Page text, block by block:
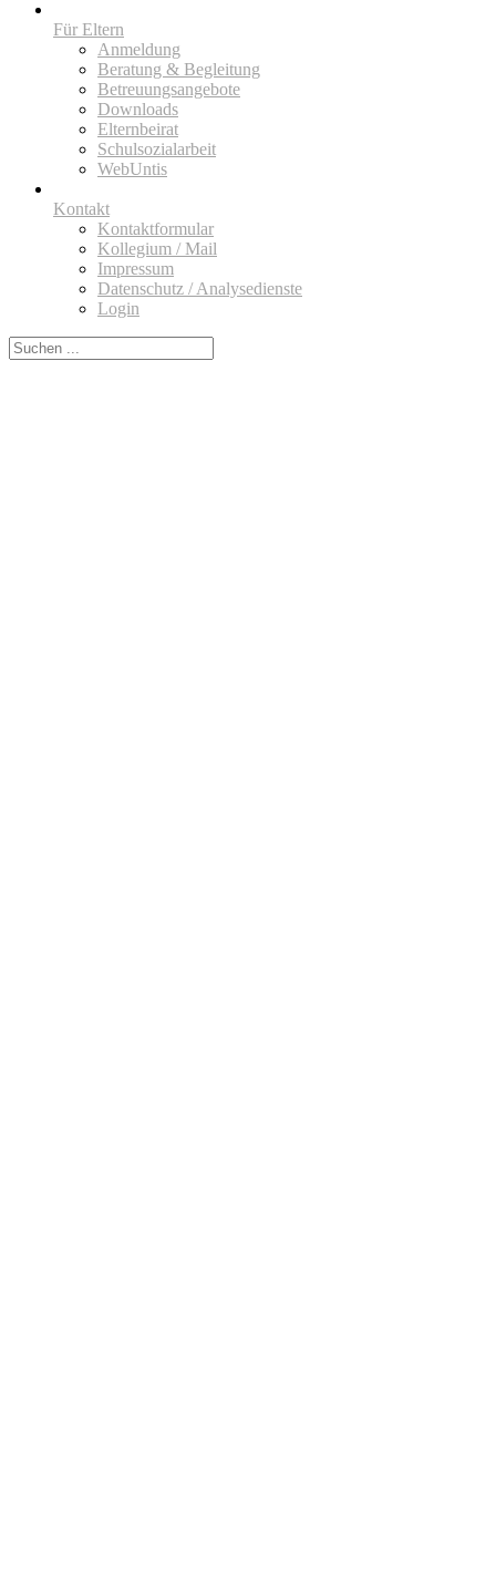
Für Eltern
Anmeldung
Beratung & Begleitung
Betreuungsangebote
Downloads
Elternbeirat
Schulsozialarbeit
WebUntis
Kontakt
Kontaktformular
Kollegium / Mail
Impressum
Datenschutz / Analysedienste
Login